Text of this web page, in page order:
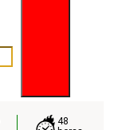
48